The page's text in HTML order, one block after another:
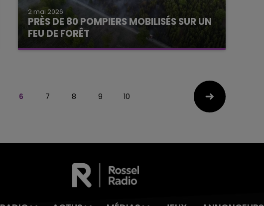
2 mai 2026
PRÈS DE 80 POMPIERS MOBILISÉS SUR UN
FEU DE FORÊT
6 7 8 9 10